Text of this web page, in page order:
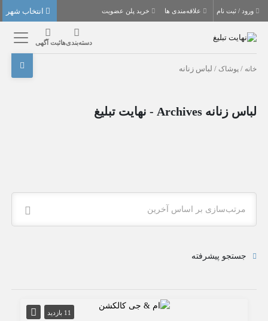
ورود / ثبت نام علاقه‌مندی ها خرید پلن عضویت
دسته‌بندی‌هاثبت آگهی
خانه /پوشاک / لباس زنانه
لباس زنانه Archives - نهایت تبلیغ
مرتب‌سازی بر اساس آخرین
جستجو پیشرفته
11 بازدید